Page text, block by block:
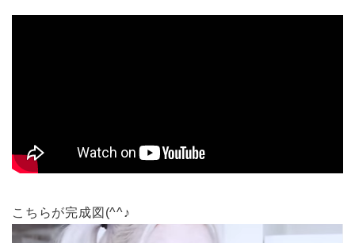
こちらが完成図(^^♪